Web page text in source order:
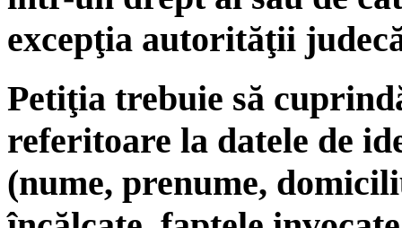
excepţia autorităţii
Petiţia trebuie să
referitoare la datele de
(nume, prenume,